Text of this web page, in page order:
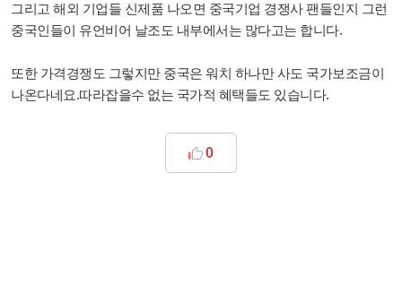
그리고 해외 기업들 신제품 나오면 중국기업 경쟁사 팬들인지 그런
중국인들이 유언비어 날조도 내부에서는 많다고는 합니다.
또한 가격경쟁도 그렇지만 중국은 워치 하나만 사도 국가보조금이
나온다네요.따라잡을수 없는 국가적 혜택들도 있습니다.
0